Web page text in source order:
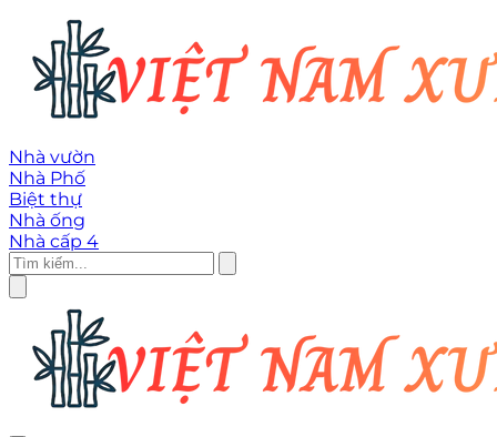
Nhà vườn
Nhà Phố
Biệt thự
Nhà ống
Nhà cấp 4